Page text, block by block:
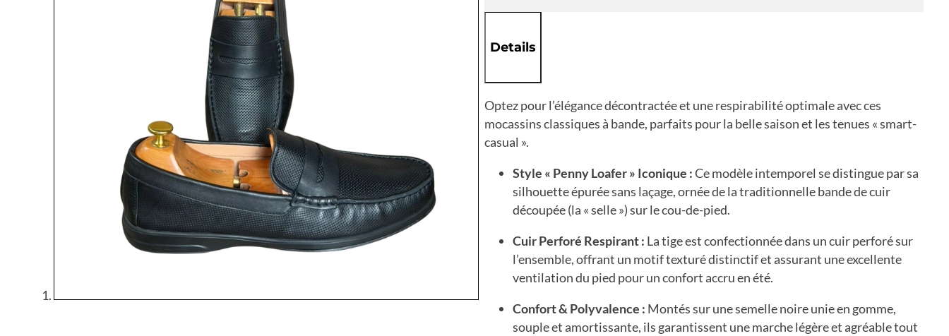
Details
Optez pour l’élégance décontractée et une respirabilité optimale avec ces
mocassins classiques à bande, parfaits pour la belle saison et les tenues « smart-
casual ».
Style « Penny Loafer » Iconique :Ce modèle intemporel se distingue par sa
silhouette épurée sans laçage,ornée de la traditionnelle bande de cuir
découpée (la « selle ») sur le cou-de-pied.
Cuir Perforé Respirant : La tige est confectionnée dans un cuir perforé sur
l’ensemble,offrant un motif texturé distinctif et assurant une excellente
ventilation du pied pour un confort accru en été.
Confort & Polyvalence : Montés sur une semelle noire unie en gomme,
souple et amortissante, ils garantissent une marche légère et agréable tout